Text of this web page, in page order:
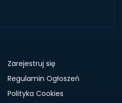
Zarejestruj się
Regulamin Ogłoszeń
Polityka Cookies